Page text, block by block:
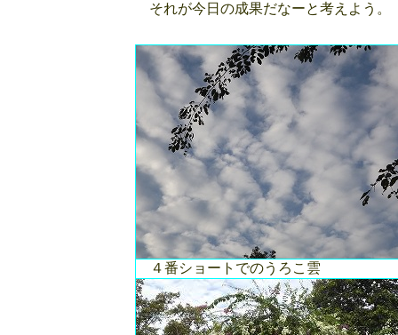
それが今日の成果だなーと考えよう。
４番ショートでのうろこ雲